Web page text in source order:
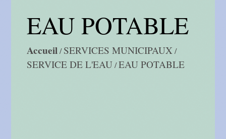
EAU POTABLE
Accueil/SERVICES MUNICIPAUX /
SERVICE DE L'EAU/EAU POTABLE